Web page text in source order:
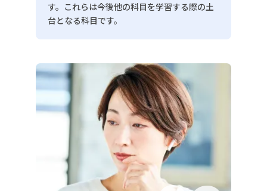
す。これらは今後他の科目を学習する際の土
台となる科目です。